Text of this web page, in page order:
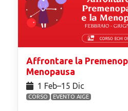
Affrontare la
Menopausa
1 Feb⁠–15 Dic
CORSO EVENTO AIGE